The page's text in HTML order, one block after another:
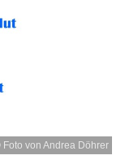
Foto von Andrea Döhrer